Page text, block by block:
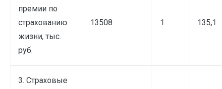
премии по
страхованию
жизни, тыс.
руб.
13508 1 135,1
3. Страховые